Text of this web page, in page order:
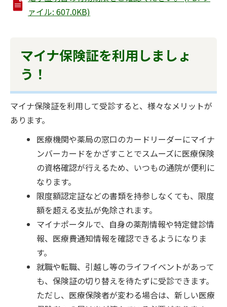
ァイル: 607.0KB)
マイナ保険証を利用しましょ
う！
マイナ保険証を利用して受診すると、様々なメリットが
あります。
医療機関や薬局の窓口のカードリーダーにマイナ
ンバーカードをかざすことでスムーズに医療保険
の資格確認が行えるため、いつもの通院が便利に
なります。
限度額認定証などの書類を持参しなくても、限度
額を超える支払が免除されます。
マイナポータルで、自身の薬剤情報や特定健診情
報、医療費通知情報を確認できるようになりま
す。
就職や転職、引越し等のライフイベントがあって
も、保険証の切り替えを待たずに受診できます。
ただし、医療保険者が変わる場合は、新しい医療